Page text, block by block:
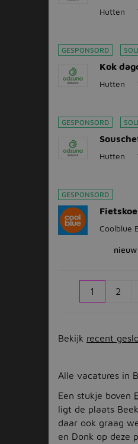
Hutten
GESPONSORD
Kok
Hutten
GESPONSORD
Hutten
GESPONSORD
Coolblue
nieuw
1 2
Bekijk recent
Alle vacatures in
Een stukje boven
ligt de plaats
daar ook graag
en Donk op deze